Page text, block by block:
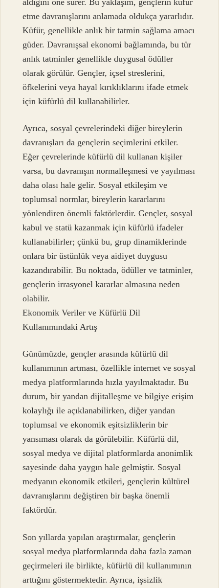
etme davranışlarını anlamada oldukça yararlıdır.
Küfür, genellikle anlık bir tatmin sağlama amacı
güder. Davranışsal ekonomi bağlamında, bu tür
anlık tatminler genellikle duygusal ödüller
olarak görülür. Gençler, içsel streslerini,
öfkelerini veya hayal kırıklıklarını ifade etmek
için küfürlü dil kullanabilirler.
Ayrıca, sosyal çevrelerindeki diğer bireylerin
davranışları da gençlerin seçimlerini etkiler.
Eğer çevrelerinde küfürlü dil kullanan kişiler
varsa, bu davranışın normalleşmesi ve yayılması
daha olası hale gelir. Sosyal etkileşim ve
toplumsal normlar, bireylerin kararlarını
yönlendiren önemli faktörlerdir. Gençler, sosyal
kabul ve statü kazanmak için küfürlü ifadeler
kullanabilirler; çünkü bu, grup dinamiklerinde
onlara bir üstünlük veya aidiyet duygusu
kazandırabilir. Bu noktada, ödüller ve tatminler,
gençlerin irrasyonel kararlar almasına neden
olabilir.
Ekonomik Veriler ve Küfürlü Dil
Kullanımındaki Artış
Günümüzde, gençler arasında küfürlü dil
kullanımının artması, özellikle internet ve sosyal
medya platformlarında hızla yayılmaktadır. Bu
durum, bir yandan dijitalleşme ve bilgiye erişim
kolaylığı ile açıklanabilirken, diğer yandan
toplumsal ve ekonomik eşitsizliklerin bir
yansıması olarak da görülebilir. Küfürlü dil,
sosyal medya ve dijital platformlarda anonimlik
sayesinde daha yaygın hale gelmiştir. Sosyal
medyanın ekonomik etkileri, gençlerin kültürel
davranışlarını değiştiren bir başka önemli
faktördür.
Son yıllarda yapılan araştırmalar, gençlerin
sosyal medya platformlarında daha fazla zaman
geçirmeleri ile birlikte, küfürlü dil kullanımının
arttığını göstermektedir. Ayrıca, işsizlik